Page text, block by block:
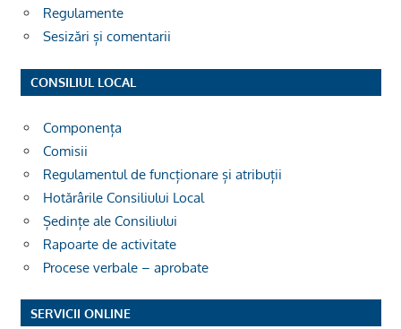
Regulamente
Sesizări și comentarii
CONSILIUL LOCAL
Componența
Comisii
Regulamentul de funcționare și atribuții
Hotărârile Consiliului Local
Ședințe ale Consiliului
Rapoarte de activitate
Procese verbale – aprobate
SERVICII ONLINE